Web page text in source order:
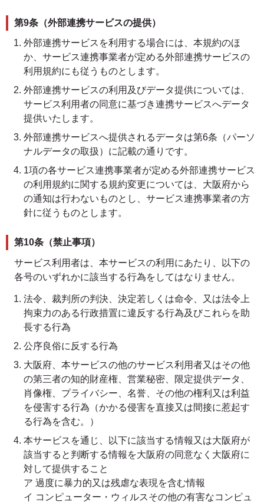
第9条（外部連携サービスの提供）
外部連携サービスを利用する場合には、本規約のほ
か、サービス連携事業者が定める外部連携サービスの
利用規約にも従うものとします。
外部連携サービスの利用及びデータ提供については、
サービス利用者の同意に基づき連携サービスへデータ
提供いたします。
外部連携サービスへ提供されるデータは第6条（パーソ
ナルデータの取扱）に記載の通りです。
1項の各サービス連携事業者が定める外部連携サービス
の利用規約に関する規約変更については、大阪府から
の通知は行わないものとし、サービス連携事業者の方
針に従うものとします。
第10条（禁止事項）
サービス利用者は、本サービスの利用にあたり、以下の
各号のいずれかに該当する行為をしてはなりません。
法令、裁判所の判決、決定若しくは命令、又は法令上
拘束力のある行政措置に違反する行為及びこれらを助
長する行為
公序良俗に反する行為
大阪府、本サービスの他のサービス利用者又はその他
の第三者の知的財産権、営業秘密、限定提供データ、
肖像権、プライバシー、名誉、その他の権利又は利益
を侵害する行為（かかる侵害を直接又は間接に惹起す
る行為を含む。）
本サービスを通じ、以下に該当する情報又は大阪府が
該当すると判断する情報を大阪府の同意なく大阪府に
対して提供すること
ア 過度に暴力的又は残虐な表現を含む情報
イ コンピューター・ウィルスその他の有害なコンピュ